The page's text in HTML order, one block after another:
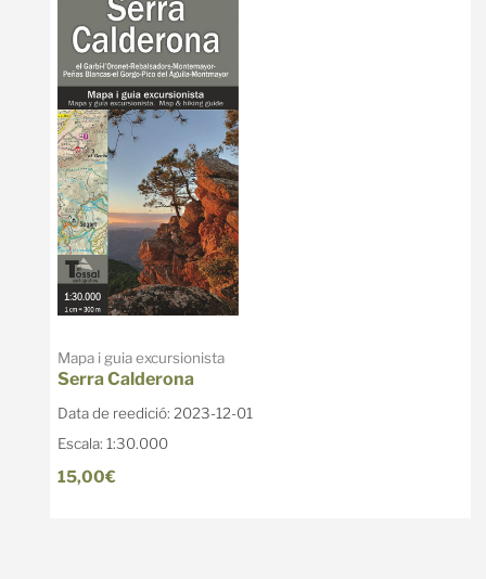
Mapa i guia excursionista
Serra Calderona
Data de reedició: 2023-12-01
Escala: 1:30.000
15,00€